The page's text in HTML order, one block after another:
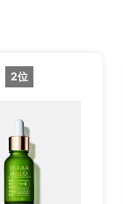
2位